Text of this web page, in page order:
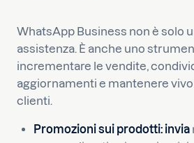
WhatsApp Business non è solo
assistenza. È anche uno
incrementare le vendite,
aggiornamenti e mantenere
clienti.
Promozioni sui prodotti: invia